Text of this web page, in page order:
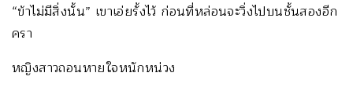
“ข้าไม่มีสิ่งนั้น” เขาเอ่ยรั้งไว้ ก่อนที่หล่อนจะวิ่งไปบนชั้นสองอีก
ครา
หญิงสาวถอนหายใจหนักหน่วง